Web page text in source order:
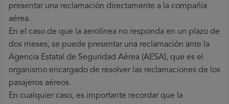
presentar una reclamación directamente a la compañía
aérea.
En el caso de que la aerolínea no responda en un plazo de
dos meses, se puede presentar una reclamación ante la
Agencia Estatal de Seguridad Aérea (AESA), que es el
organismo encargado de resolver las reclamaciones de los
pasajeros aéreos.
En cualquier caso, es importante recordar que la